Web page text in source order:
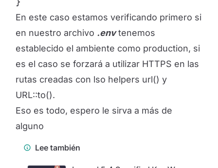
En este caso estamos verificando primero si
en nuestro archivo .envtenemos
establecido el ambiente como production, si
es el caso se forzará a utilizar HTTPS en las
rutas creadas con lso helpers url() y
URL::to().
Eso es todo, espero le sirva a más de
alguno
Lee también